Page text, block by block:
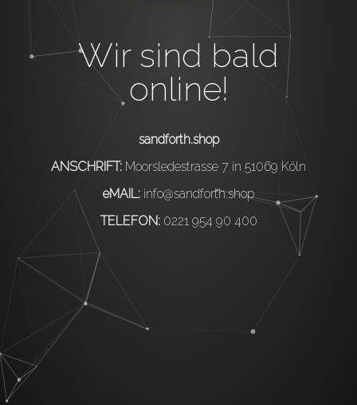
Wir sind bald
online!
sandforth.shop
ANSCHRIFT: Moorsledestrasse 7 in 51069 Köln
eMAIL: info@sandforth.shop
TELEFON: 0221 954 90 400